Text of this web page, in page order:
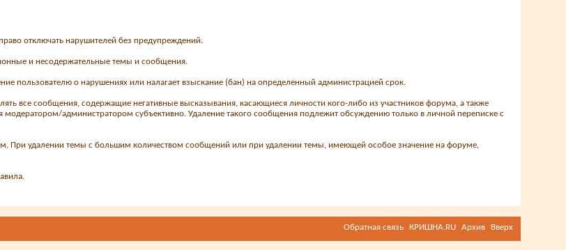
отключать нарушителей без предупреждений.
и несодержательные темы и сообщения.
пользователю о нарушениях или налагает взыскание (бан) на определенный администрацией срок.
все сообщения, содержащие негативные высказывания, касающиеся личности кого-либо из участников форума, а также
модератором/администратором субъективно. Удаление такого сообщения подлежит обсуждению только в личной переписке с
При удалении темы с большим количеством сообщений или при удалении темы, имеющей особое значение на форуме,
Обратная связь КРИШНА.RU Архив Вверх